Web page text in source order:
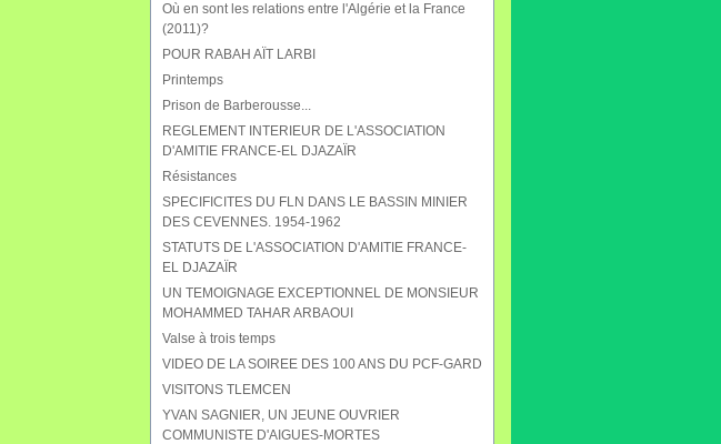
Où en sont les relations entre l'Algérie et la France
(2011)?
POUR RABAH AÏT LARBI
Printemps
Prison de Barberousse...
REGLEMENT INTERIEUR DE L'ASSOCIATION
D'AMITIE FRANCE-EL DJAZAÏR
Résistances
SPECIFICITES DU FLN DANS LE BASSIN MINIER
DES CEVENNES. 1954-1962
STATUTS DE L'ASSOCIATION D'AMITIE FRANCE-
EL DJAZAÏR
UN TEMOIGNAGE EXCEPTIONNEL DE MONSIEUR
MOHAMMED TAHAR ARBAOUI
Valse à trois temps
VIDEO DE LA SOIREE DES 100 ANS DU PCF-GARD
VISITONS TLEMCEN
YVAN SAGNIER, UN JEUNE OUVRIER
COMMUNISTE D'AIGUES-MORTES